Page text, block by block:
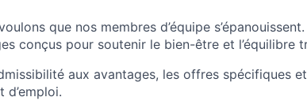
que nos membres d’équipe
conçus pour soutenir le bien-être et l’équilibre
aux avantages, les offres spécifiques
d’emploi.